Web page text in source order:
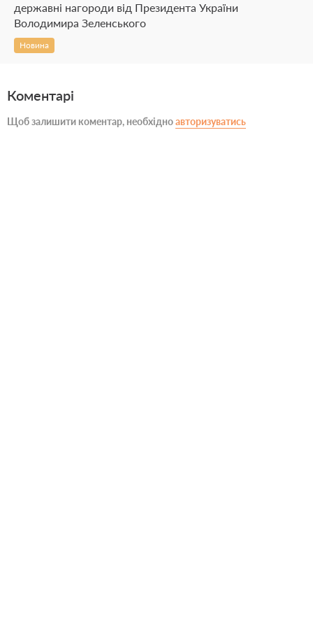
державні нагороди від Президента України
Володимира Зеленського
Новина
Коментарі
Щоб залишити коментар, необхідноавторизуватись